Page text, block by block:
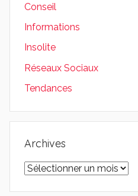
Conseil
Informations
Insolite
Réseaux Sociaux
Tendances
Archives
Archives